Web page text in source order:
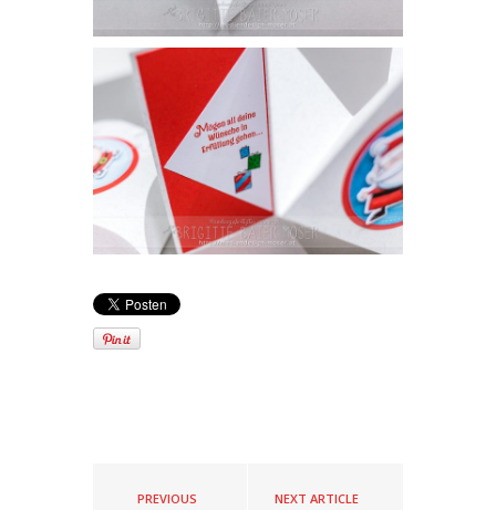
PREVIOUS
NEXT ARTICLE